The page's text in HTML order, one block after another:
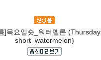
]목요일숏_워터멜론 (Thursday
short_watermelon)